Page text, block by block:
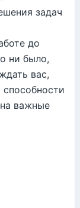
задач
до
ни было,
вас,
важные